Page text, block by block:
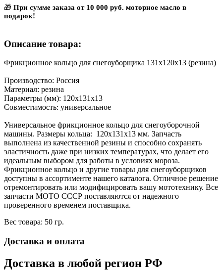
🎁 При сумме заказа от 10 000 руб. моторное масло в
подарок!
Описание товара:
Фрикционное кольцо для снегоуборщика 131х120х13 (резина)
Производство: Россия
Материал: резина
Параметры (мм): 120х131х13
Совместимость: универсальное
Универсальное фрикционное кольцо для снегоуборочной
машины. Размеры кольца: 120х131х13 мм. Запчасть
выполнена из качественной резины и способно сохранять
эластичность даже при низких температурах, что делает его
идеальным выбором для работы в условиях мороза.
Фрикционное кольцо и другие товары для снегоуборщиков
доступны в ассортименте нашего каталога. Отличное решение
отремонтировать или модифицировать вашу мототехнику. Все
запчасти МОТО СССР поставляются от надежного
проверенного временем поставщика.
Вес товара: 50 гр.
Доставка и оплата
Доставка в любой регион РФ